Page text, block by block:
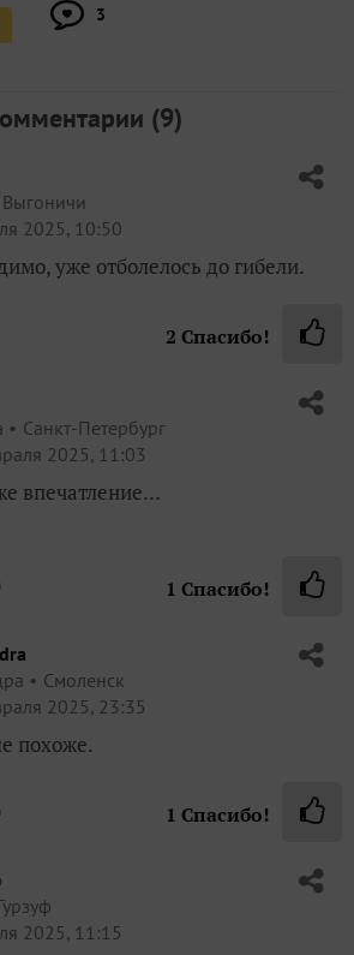
3
(9)
Выгоничи
2025, 10:50
уже отболелось до гибели.
2 Спасибо!
Санкт-Петербург
2025, 11:03
впечатление…
1 Спасибо!
Смоленск
2025, 23:35
похоже.
1 Спасибо!
2025, 11:15